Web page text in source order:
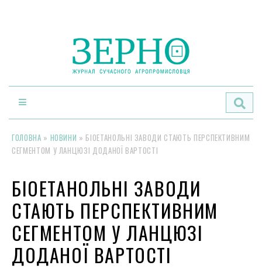
ГОЛОВНА » НОВИНИ » БІОЕТАНОЛЬНІ ЗАВОДИ СТАЮТЬ ПЕРСПЕКТИВНИМ
СЕГМЕНТОМ У ЛАНЦЮЗІ ДОДАНОЇ ВАРТОСТІ
БІОЕТАНОЛЬНІ ЗАВОДИ
СТАЮТЬ ПЕРСПЕКТИВНИМ
СЕГМЕНТОМ У ЛАНЦЮЗІ
ДОДАНОЇ ВАРТОСТІ